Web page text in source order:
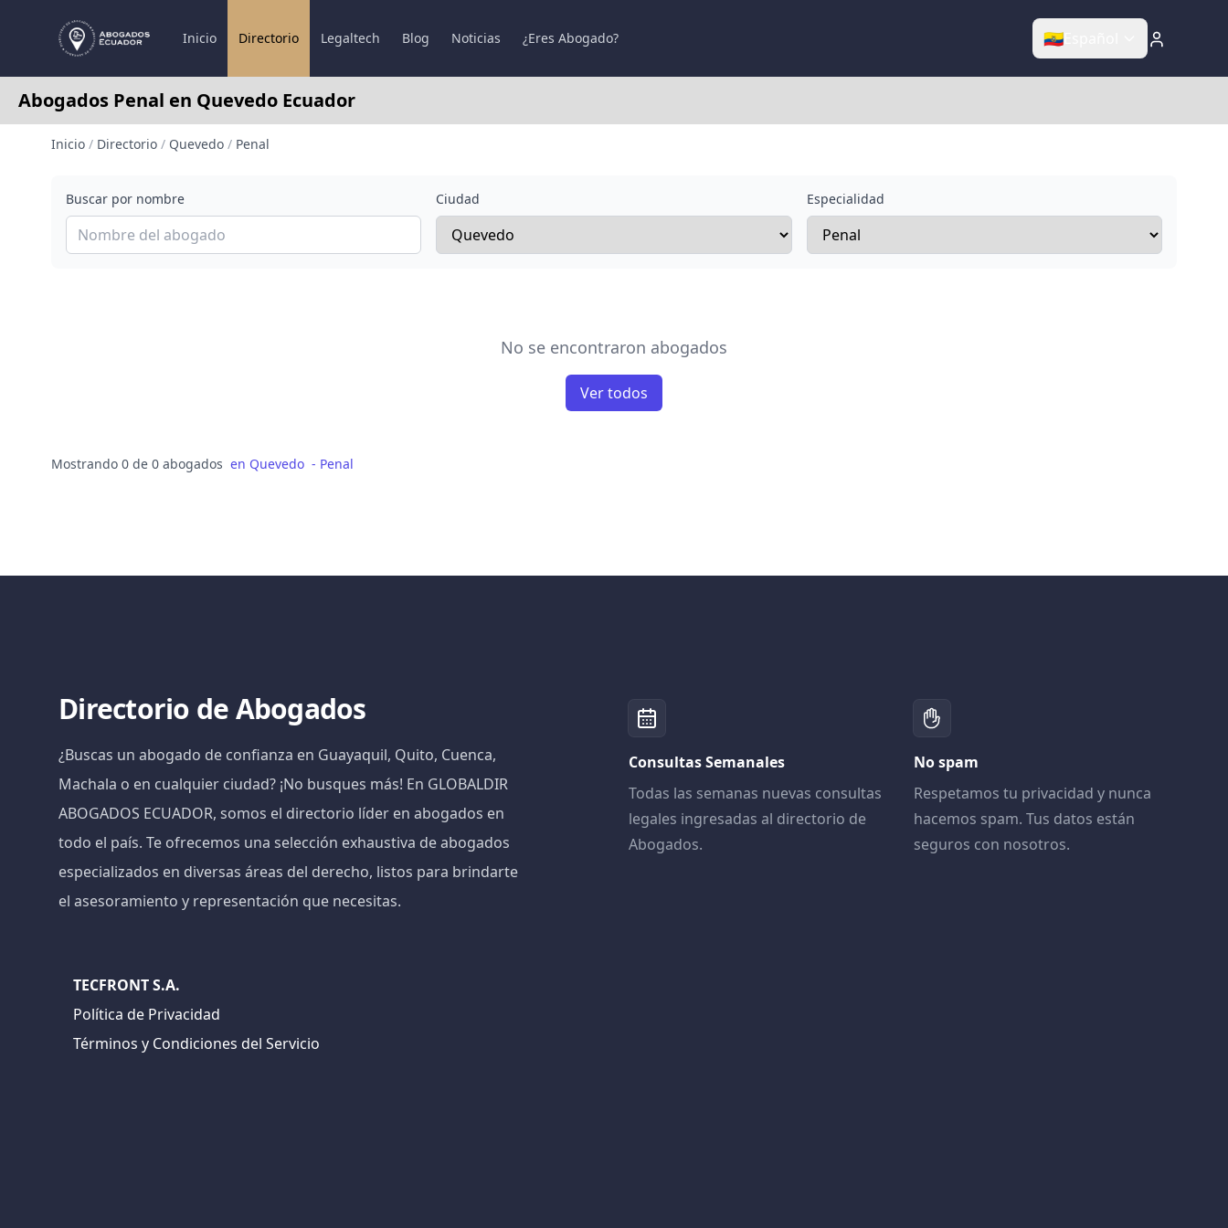
Inicio Directorio Legaltech Blog Noticias ¿Eres Abogado? 🇪🇨
Abogados Penal en Quevedo Ecuador
Inicio / Directorio / Quevedo / Penal
Buscar por nombre Ciudad Especialidad
No se encontraron abogados
Ver todos
Mostrando 0 de 0 abogados en Quevedo - Penal
Directorio de Abogados
¿Buscas un abogado de confianza en Guayaquil, Quito, Cuenca,
Machala o en cualquier ciudad? ¡No busques más! En GLOBALDIR
ABOGADOS ECUADOR, somos el directorio líder en abogados en
todo el país. Te ofrecemos una selección exhaustiva de abogados
especializados en diversas áreas del derecho, listos para brindarte
el asesoramiento y representación que necesitas.
Consultas Semanales
Todas las semanas nuevas consultas
legales ingresadas al directorio de
Abogados.
No spam
Respetamos tu privacidad y nunca
hacemos spam. Tus datos están
seguros con nosotros.
TECFRONT S.A.
Política de Privacidad
Términos y Condiciones del Servicio